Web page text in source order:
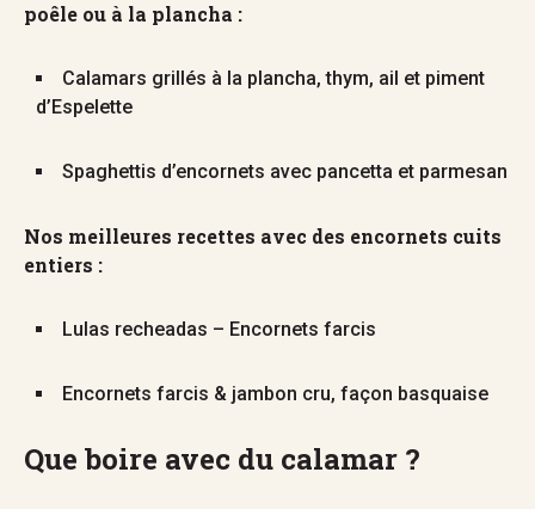
poêle ou à la plancha :
Calamars grillés à la plancha, thym, ail et piment
d’Espelette
Spaghettis d’encornets avec pancetta et parmesan
Nos meilleures recettes avec des encornets cuits
entiers :
Lulas recheadas – Encornets farcis
Encornets farcis & jambon cru, façon basquaise
Que boire avec du calamar ?